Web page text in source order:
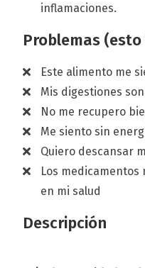
inflamaciones.
Problemas
Este alimento me
Mis digestiones
No me recupero
Me siento sin
Quiero descansar
Los medicamentos
en mi salud
Descripción